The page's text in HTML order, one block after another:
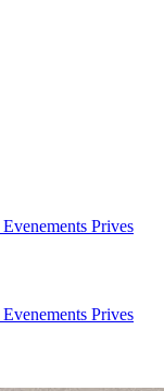
Evenements Prives
Evenements Prives